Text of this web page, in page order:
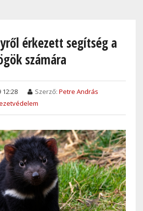
érkezett segítség a
számára
12:28 Szerző: Petre András